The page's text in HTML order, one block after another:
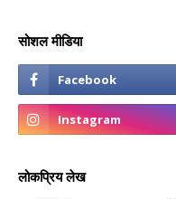
सोशल मीडिया
लोकप्रिय लेख